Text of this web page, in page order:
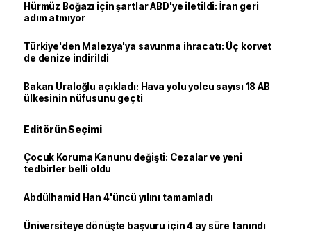
Hürmüz Boğazı için şartlar ABD'ye iletildi: İran geri
adım atmıyor
Türkiye'den Malezya'ya savunma ihracatı: Üç korvet
de denize indirildi
Bakan Uraloğlu açıkladı: Hava yolu yolcu sayısı 18 AB
ülkesinin nüfusunu geçti
Editörün Seçimi
Çocuk Koruma Kanunu değişti: Cezalar ve yeni
tedbirler belli oldu
Abdülhamid Han 4'üncü yılını tamamladı
Üniversiteye dönüşte başvuru için 4 ay süre tanındı